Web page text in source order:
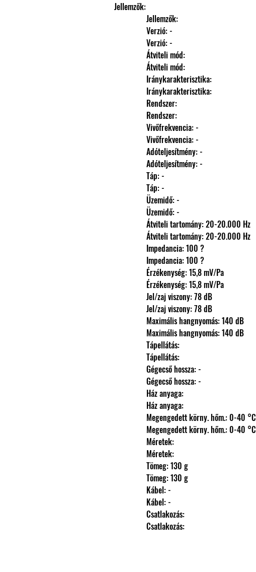
Jellemzők:
                Jellemzők:
                Verzió: -
                Verzió: -
                Átviteli mód:
                Átviteli mód:
                Iránykarakterisztika:
                Iránykarakterisztika:
                Rendszer:
                Rendszer:
                Vivőfrekvencia: -
                Vivőfrekvencia: -
                Adóteljesítmény: -
                Adóteljesítmény: -
                Táp: -
                Táp: -
                Üzemidő: -
                Üzemidő: -
                Átviteli tartomány: 20-20.000 Hz
                Átviteli tartomány: 20-20.000 Hz
                Impedancia: 100 ?
                Impedancia: 100 ?
                Érzékenység: 15,8 mV/Pa
                Érzékenység: 15,8 mV/Pa
                Jel/zaj viszony: 78 dB
                Jel/zaj viszony: 78 dB
                Maximális hangnyomás: 140 dB
                Maximális hangnyomás: 140 dB
                Tápellátás:
                Tápellátás:
                Gégecső hossza: -
                Gégecső hossza: -
                Ház anyaga:
                Ház anyaga:
                Megengedett körny. hőm.: 0-40 °C
                Megengedett körny. hőm.: 0-40 °C
                Méretek:
                Méretek:
                Tömeg: 130 g
                Tömeg: 130 g
                Kábel: -
                Kábel: -
                Csatlakozás:
                Csatlakozás: